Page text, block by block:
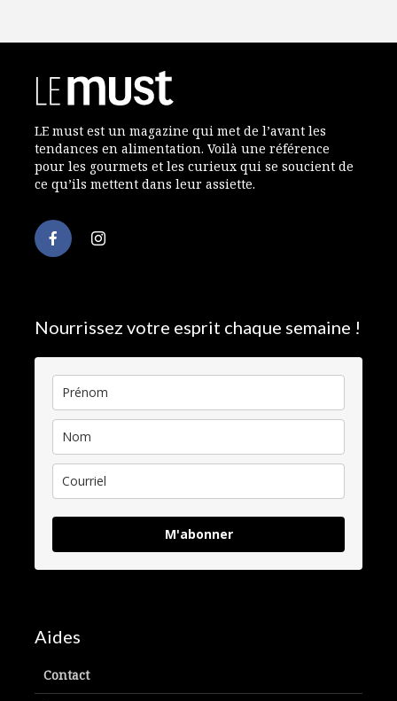
LE must est un magazine qui met de l’avant les
tendances en alimentation. Voilà une référence
pour les gourmets et les curieux qui se soucient de
ce qu’ils mettent dans leur assiette.
Nourrissez votre esprit chaque semaine !
M'abonner
Aides
Contact